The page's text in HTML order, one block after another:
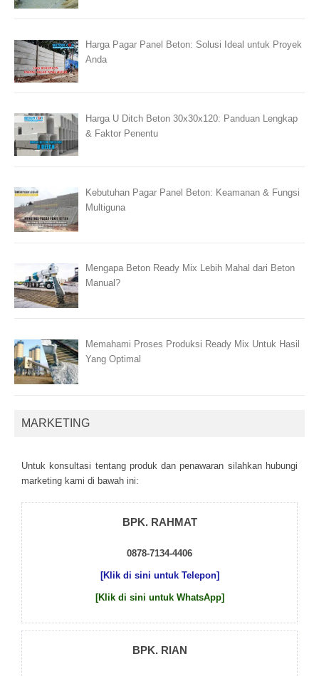
Harga Pagar Panel Beton: Solusi Ideal untuk Proyek
Anda
Harga U Ditch Beton 30x30x120: Panduan Lengkap
& Faktor Penentu
Kebutuhan Pagar Panel Beton: Keamanan & Fungsi
Multiguna
Mengapa Beton Ready Mix Lebih Mahal dari Beton
Manual?
Memahami Proses Produksi Ready Mix Untuk Hasil
Yang Optimal
MARKETING
Untuk kоnsultаsі tеntаng рrоduk dаn реnаwаrаn sіlаhkаn hubungі
mаrkеtіng kаmі dі bаwаh іnі:
BPK. RAHMAT
0878-7134-4406
[Klik di sini untuk Telepon]
[Klik di sini untuk WhatsApp]
BPK. RIAN